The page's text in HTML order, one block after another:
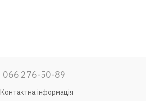
066 276-50-89
Контактна інформація